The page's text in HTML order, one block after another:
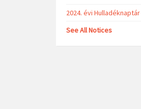
2024. évi Hulladéknaptár
See All Notices